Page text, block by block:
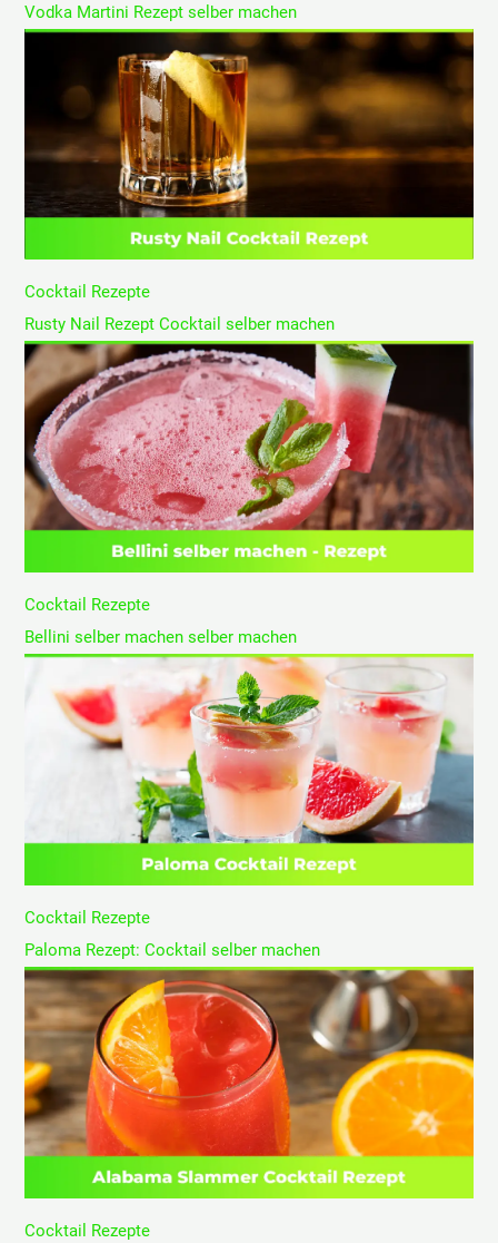
Vodka Martini Rezept selber machen
Cocktail Rezepte
Rusty Nail Rezept Cocktail selber machen
Cocktail Rezepte
Bellini selber machen selber machen
Cocktail Rezepte
Paloma Rezept: Cocktail selber machen
Cocktail Rezepte